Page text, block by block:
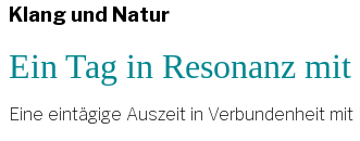
Klang und Natur
Ein Tag in Resonanz
Eine eintägige Auszeit in Verbundenheit mit